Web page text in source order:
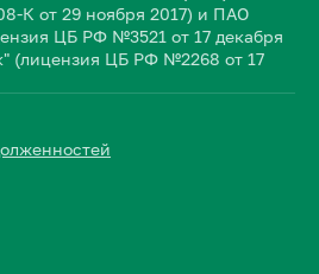
К от 29 ноября 2017) и ПАО
ЦБ РФ №3521 от 17 декабря
(лицензия ЦБ РФ №2268 от 17